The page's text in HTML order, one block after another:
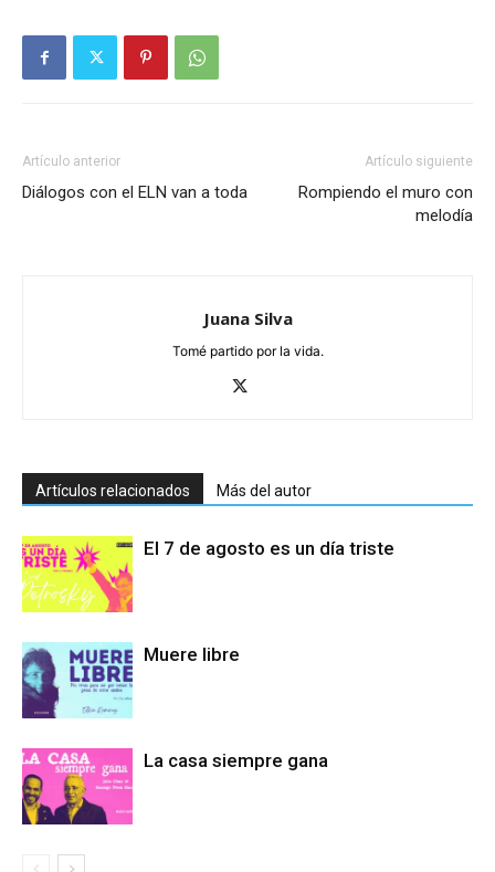
Artículo anterior
Diálogos con el ELN van a toda
Artículo siguiente
Rompiendo el muro con
melodía
Juana Silva
Tomé partido por la vida.
Artículos relacionados Más del autor
El 7 de agosto es un día triste
Muere libre
La casa siempre gana